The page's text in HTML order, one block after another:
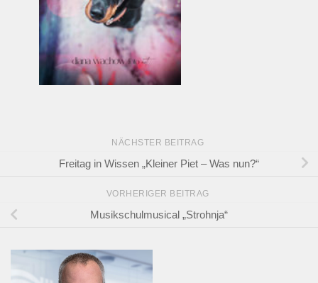
NÄCHSTER BEITRAG
Freitag in Wissen „Kleiner Piet – Was nun?“
VORHERIGER BEITRAG
Musikschulmusical „Strohnja“